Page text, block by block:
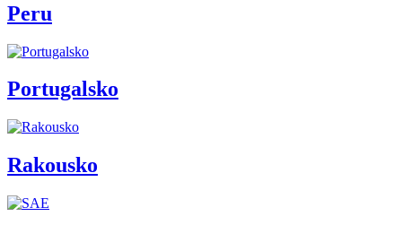
Peru
Portugalsko
Rakousko